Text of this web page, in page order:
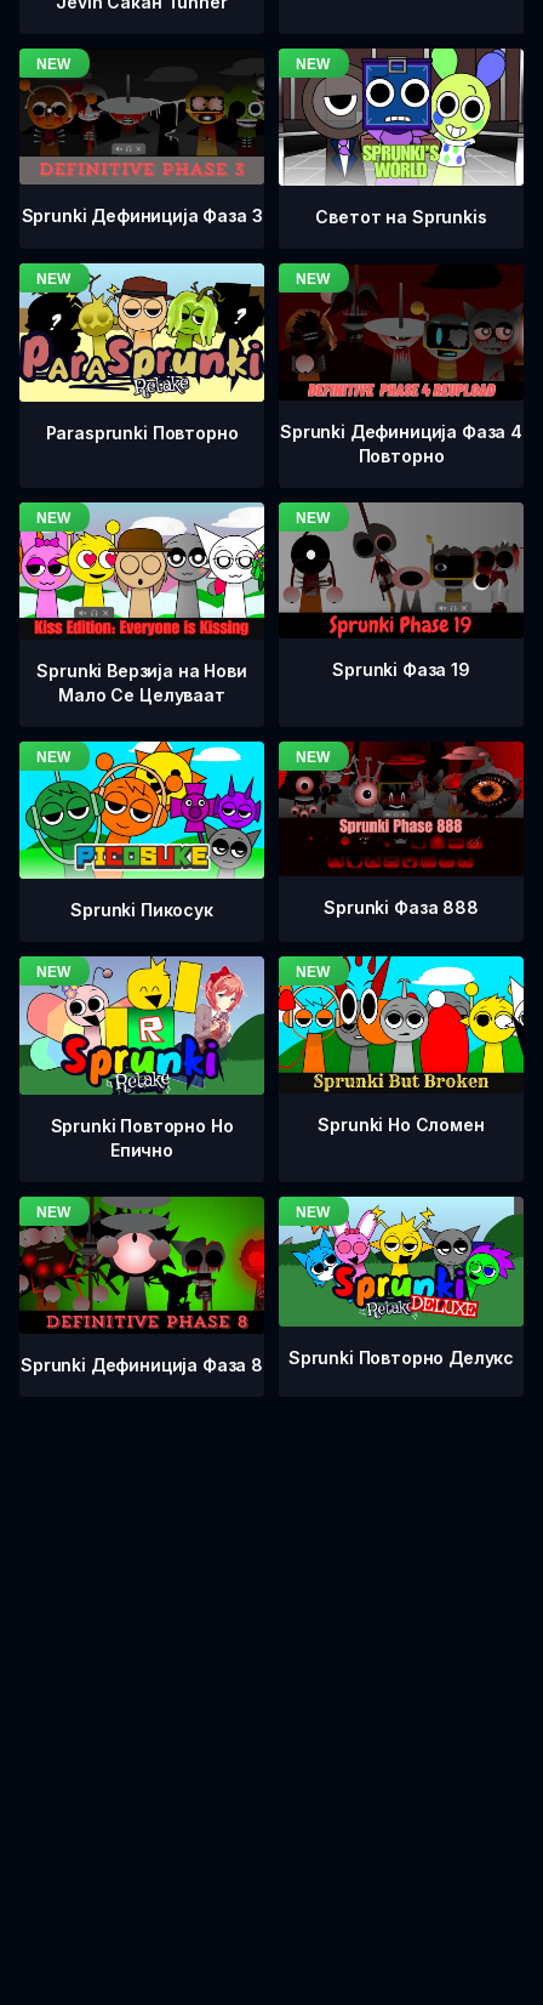
Sprunki Дефиниција Фаза 3 Светот на Sprunkis
Parasprunki Повторно
Sprunki Дефиниција Фаза 4
Повторно
Sprunki Верзија на Нови
Мало Се Целуваат
Sprunki Фаза 19
Sprunki Пикосук Sprunki Фаза 888
Sprunki Повторно Но
Епично
Sprunki Но Сломен
Sprunki Дефиниција Фаза 8 Sprunki Повторно Делукс